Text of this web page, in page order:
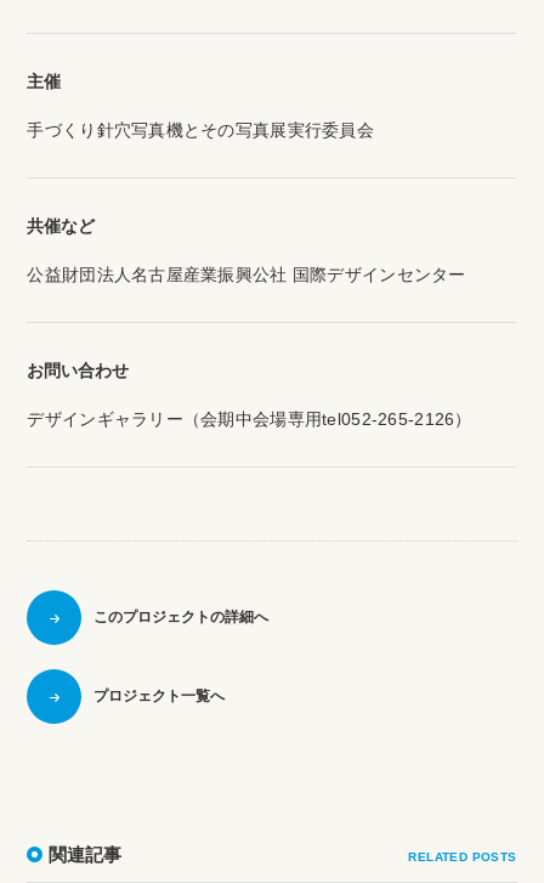
主催
手づくり針穴写真機とその写真展実行委員会
共催など
公益財団法人名古屋産業振興公社 国際デザインセンター
お問い合わせ
デザインギャラリー（会期中会場専用tel052-265-2126）
このプロジェクトの詳細へ
プロジェクト一覧へ
関連記事 RELATED POSTS